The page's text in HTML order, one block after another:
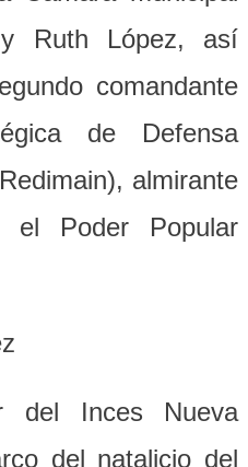
Ruth López, así
comandante
de Defensa
almirante
el Poder Popular
del Inces Nueva
del natalicio del